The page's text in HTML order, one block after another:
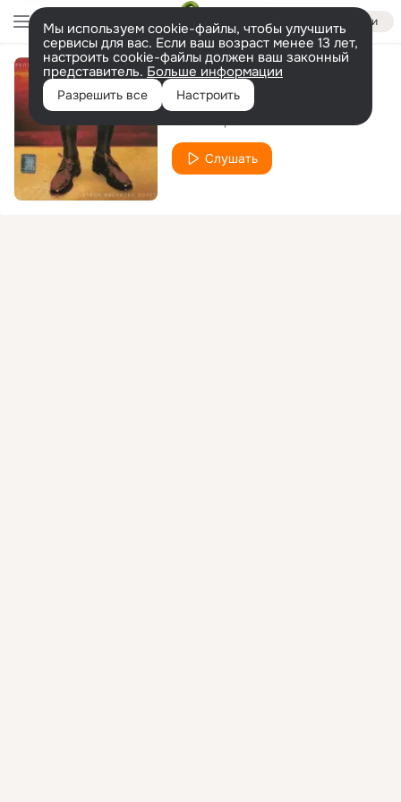
Войти
Мы используем cookie-файлы, чтобы улучшить
сервисы для вас. Если ваш возраст менее 13 лет,
настроить cookie-файлы должен ваш законный
представитель. Больше информации
Разрешить все Настроить
Красавец
Слушать